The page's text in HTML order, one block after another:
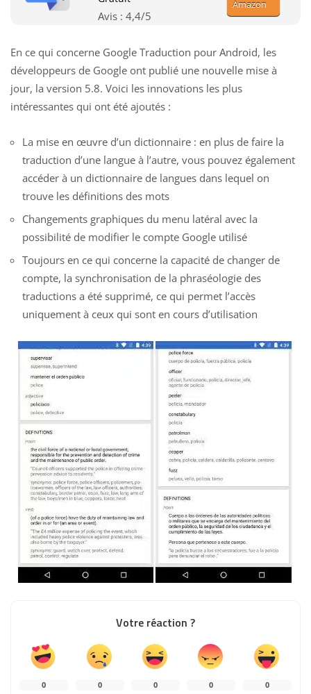
Avis : 4,4/5
Amazon
En ce qui concerne Google Traduction pour Android, les
développeurs de Google ont publié une nouvelle mise à
jour, la version 5.8. Voici les innovations les plus
intéressantes qui ont été ajoutés :
La mise en œuvre d’un dictionnaire : en plus de faire la
traduction d’une langue à l’autre, vous pouvez également
accéder à un dictionnaire de langues dans lequel on
trouve les définitions des mots
Changements graphiques du menu latéral avec la
possibilité de modifier le compte Google utilisé
Toujours en ce qui concerne la capacité de changer de
compte, la synchronisation de la phraséologie des
traductions a été supprimé, ce qui permet l’accès
uniquement à ceux qui sont en cours d’utilisation
Votre réaction ?
0 0 0 0 0